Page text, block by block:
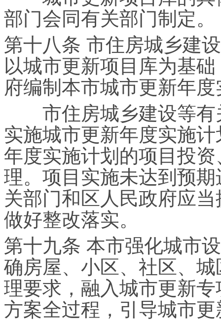
部门会同有关部门制定。
第十八条 市住房城乡建
以城市更新项目库为基
府编制本市城市更新年
市住房城乡建设等有
实施城市更新年度实施
年度实施计划的项目投
理。项目实施未达到预
关部门和区人民政府应
做好整改落实。
第十九条 本市强化城市
确房屋、小区、社区、
理要求，融入城市更新
方案全过程，引导城市